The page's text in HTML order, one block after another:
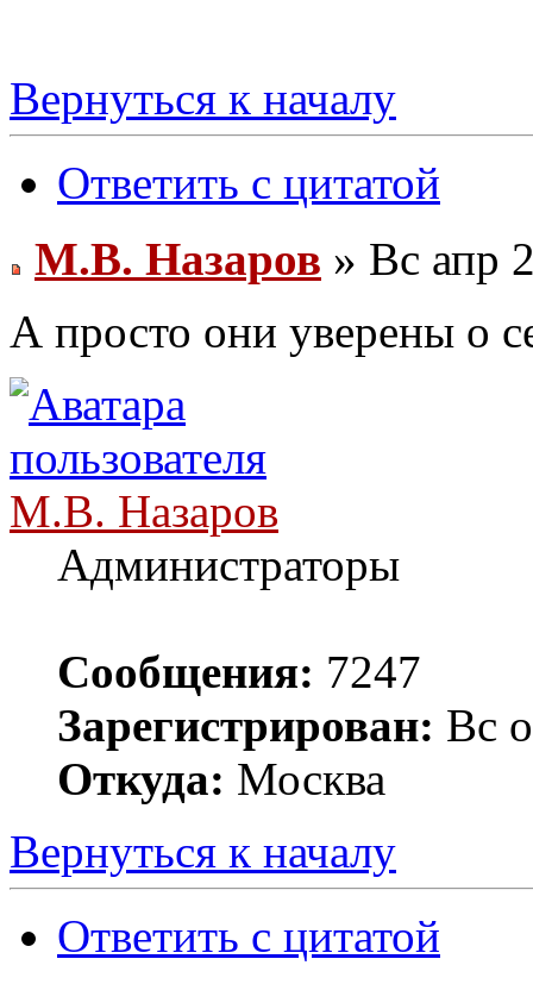
Вернуться к началу
Ответить с цитатой
М.В. Назаров » Вс апр
А просто они уверены о
М.В. Назаров
Администраторы
Сообщения: 7247
Зарегистрирован: Вс
Откуда: Москва
Вернуться к началу
Ответить с цитатой